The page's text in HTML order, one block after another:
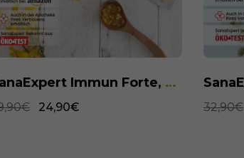
SanaExpert Gastro Forte, 30 Kapseln
27,90€ 34,90€